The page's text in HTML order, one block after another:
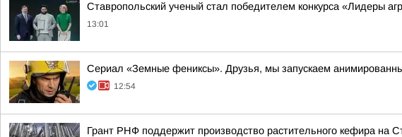
Ставропольский ученый стал победителем конкурса «Лидеры
13:01
Сериал «Земные фениксы». Друзья, мы запускаем
12:54
Грант РНФ поддержит производство растительного кефира на